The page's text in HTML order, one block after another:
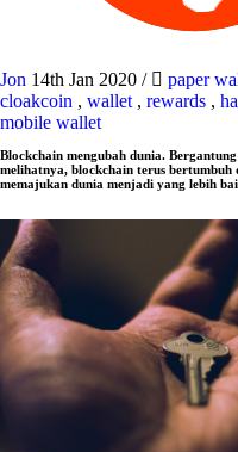
Jon 14th Jan 2020 / paper
cloakcoin , wallet , rewards ,
mobile wallet
Blockchain mengubah dunia.
melihatnya, blockchain terus bertumbuh
memajukan dunia menjadi yang lebih